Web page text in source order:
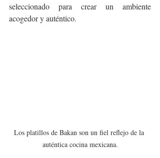
seleccionado para crear un ambiente
acogedor y auténtico.
Los platillos de Bakan son un fiel reflejo de la
auténtica cocina mexicana.